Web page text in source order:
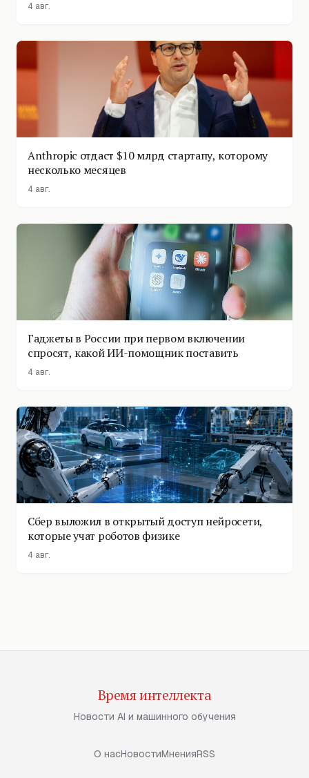
4 авг.
Anthropic отдаст $10 млрд стартапу, которому
несколько месяцев
4 авг.
Гаджеты в России при первом включении
спросят, какой ИИ-помощник поставить
4 авг.
Сбер выложил в открытый доступ нейросети,
которые учат роботов физике
4 авг.
Время интеллекта
Новости AI и машинного обучения
О насНовостиМненияRSS